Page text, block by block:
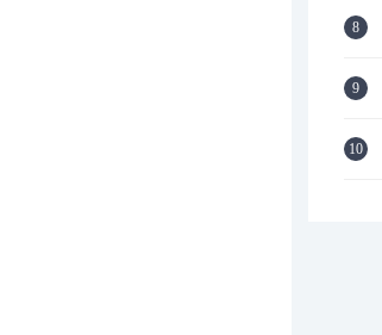
8
9
10